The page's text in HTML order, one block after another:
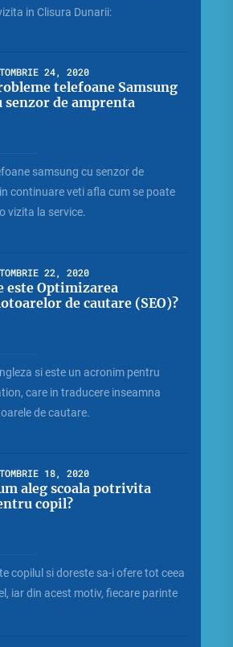
in Clisura Dunarii:
24, 2020
telefoane Samsung
senzor de amprenta
samsung cu senzor de
continuare veti afla cum se poate
vizita la service.
22, 2020
este Optimizarea
de cautare (SEO)?
si este un acronim pentru
care in traducere inseamna
de cautare.
18, 2020
aleg scoala potrivita
copil?
copilul si doreste sa-i ofere tot ceea
iar din acest motiv, fiecare parinte